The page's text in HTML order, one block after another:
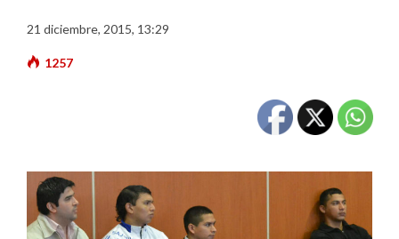
21 diciembre, 2015, 13:29
1257